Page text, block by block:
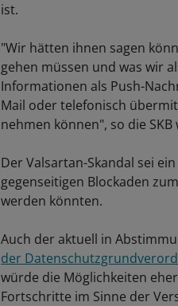
ist.
"Wir hätten ihnen sagen
gehen müssen und was wir
Informationen als Push-
Mail oder telefonisch
nehmen können", so die SKB
Der Valsartan-Skandal sei
gegenseitigen Blockaden
werden könnten.
Auch der aktuell in
der
würde die Möglichkeiten
Fortschritte im Sinne der